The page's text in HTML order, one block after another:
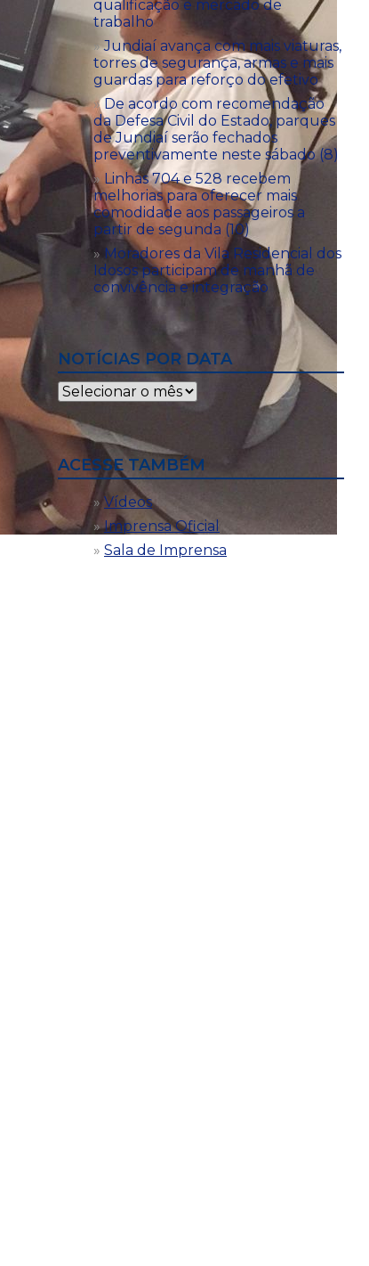
qualificação e mercado de
trabalho
Jundiaí avança com mais viaturas,
torres de segurança, armas e mais
guardas para reforço do efetivo
De acordo com recomendação
da Defesa Civil do Estado, parques
de Jundiaí serão fechados
preventivamente neste sábado (8)
Linhas 704 e 528 recebem
melhorias para oferecer mais
comodidade aos passageiros a
partir de segunda (10)
Moradores da Vila Residencial dos
Idosos participam de manhã de
convivência e integração
NOTÍCIAS POR DATA
Notícias
por
data
ACESSE TAMBÉM
Vídeos
Imprensa Oficial
Sala de Imprensa